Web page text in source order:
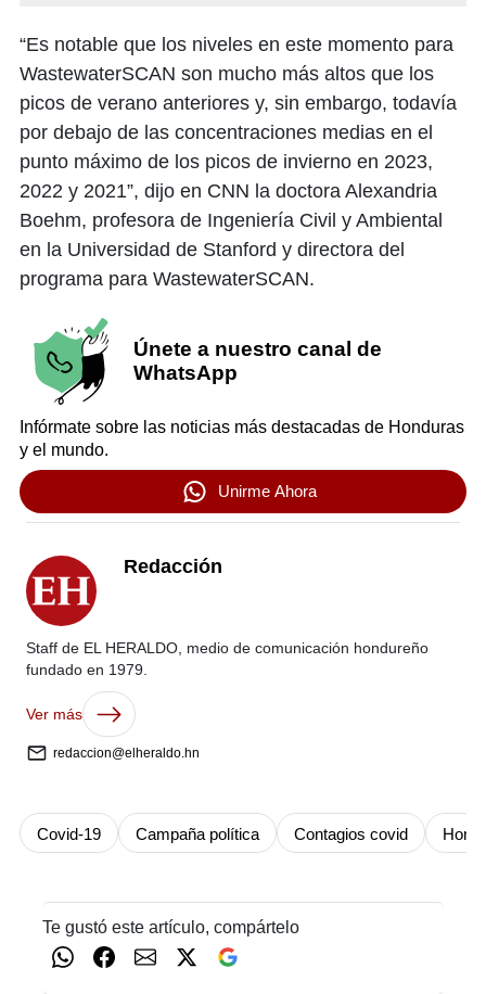
“Es notable que los niveles en este momento para
WastewaterSCAN son mucho más altos que los
picos de verano anteriores y, sin embargo, todavía
por debajo de las concentraciones medias en el
punto máximo de los picos de invierno en 2023,
2022 y 2021”, dijo en CNN la doctora Alexandria
Boehm, profesora de Ingeniería Civil y Ambiental
en la Universidad de Stanford y directora del
programa para WastewaterSCAN.
Únete a nuestro canal de
WhatsApp
Infórmate sobre las noticias más destacadas de Honduras
y el mundo.
Unirme Ahora
Redacción
Staff de EL HERALDO, medio de comunicación hondureño
fundado en 1979.
Ver más
redaccion@elheraldo.hn
Covid-19 Campaña política Contagios covid
Te gustó este artículo, compártelo